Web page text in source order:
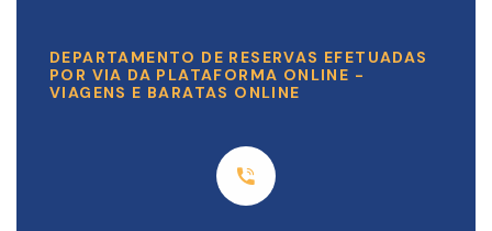
DEPARTAMENTO DE RESERVAS EFETUADAS
POR VIA DA PLATAFORMA ONLINE -
VIAGENS E BARATAS ONLINE